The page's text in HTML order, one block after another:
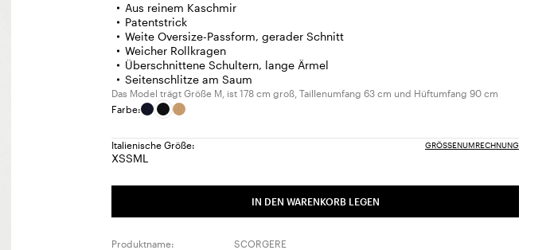
Aus reinem Kaschmir
Patentstrick
Weite Oversize-Passform, gerader Schnitt
Weicher Rollkragen
Überschnittene Schultern, lange Ärmel
Seitenschlitze am Saum
Das Model trägt Größe M, ist 178 cm groß, Taillenumfang 63 cm und Hüftumfang 90 cm
Farbe:
Italienische Größe: GRÖSSENUMRECHNUNG
XSGröße:
SGröße:
MGröße:
LGröße:
IN DEN WARENKORB LEGEN
Produktname:
SCORGERE